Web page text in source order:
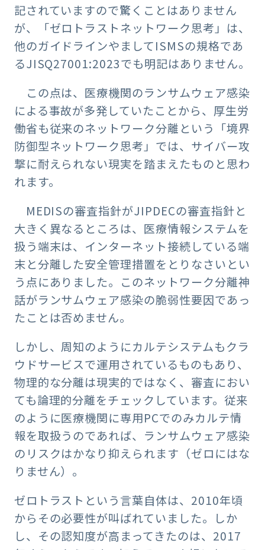
記されていますので驚くことはありません
が、「ゼロトラストネットワーク思考」は、
他のガイドラインやましてISMSの規格であ
るJISQ27001:2023でも明記はありません。
この点は、医療機関のランサムウェア感染
による事故が多発していたことから、厚生労
働省も従来のネットワーク分離という「境界
防御型ネットワーク思考」では、サイバー攻
撃に耐えられない現実を踏まえたものと思わ
れます。
MEDISの審査指針がJIPDECの審査指針と
大きく異なるところは、医療情報システムを
扱う端末は、インターネット接続している端
末と分離した安全管理措置をとりなさいとい
う点にありました。このネットワーク分離神
話がランサムウェア感染の脆弱性要因であっ
たことは否めません。
しかし、周知のようにカルテシステムもクラ
ウドサービスで運用されているものもあり、
物理的な分離は現実的ではなく、審査におい
ても論理的分離をチェックしています。従来
のように医療機関に専用PCでのみカルテ情
報を取扱うのであれば、ランサムウェア感染
のリスクはかなり抑えられます（ゼロにはな
りません）。
ゼロトラストという言葉自体は、2010年頃
からその必要性が叫ばれていました。しか
し、その認知度が高まってきたのは、2017